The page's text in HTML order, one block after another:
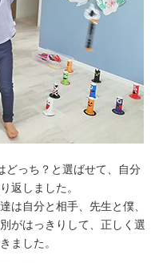
どっち？と選ばせて、自分
返しました。
は自分と相手、先生と僕、
がはっきりして、正しく選
ました。